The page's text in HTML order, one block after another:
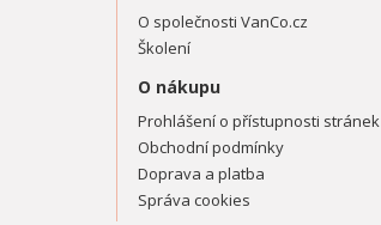
O společnosti VanCo.cz
Školení
O nákupu
Prohlášení o přístupnosti stránek
Obchodní podmínky
Doprava a platba
Správa cookies